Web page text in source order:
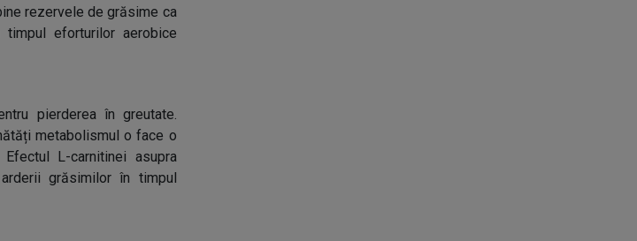
rezervele de grăsime ca
eforturilor aerobice
pierderea în greutate.
metabolismul o face o
L-carnitinei asupra
grăsimilor în timpul